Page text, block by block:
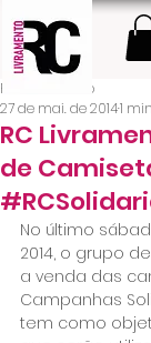
RC
de
RC Livramento
27 de mai. de 20141
No último
2014, o grupo
a venda das
Campanhas
tem como